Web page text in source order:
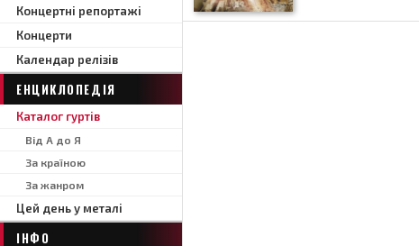
Концертні репортажі
Концерти
Календар релізів
ЕНЦИКЛОПЕДІЯ
Каталог гуртів
Від А до Я
За країною
За жанром
Цей день у металі
ІНФО